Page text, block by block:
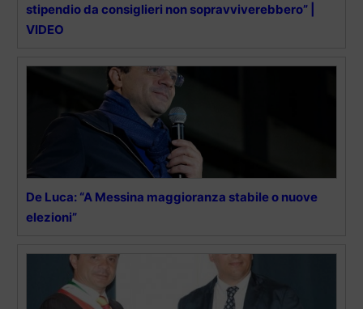
stipendio da consiglieri non sopravviverebbero” |
VIDEO
De Luca: “A Messina maggioranza stabile o nuove
elezioni”